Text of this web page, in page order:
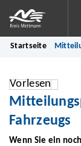
Startseite
Vorlesen
Fahrzeugs
Wenn Sie ein